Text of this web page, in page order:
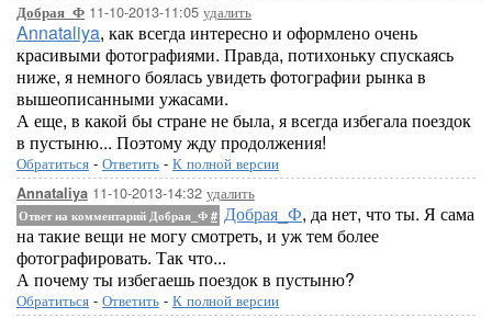
Добрая_Ф 11-10-2013-11:05 удалить
Annataliya, как всегда интересно и оформлено очень
красивыми фотографиями. Правда, потихоньку спускаясь
ниже, я немного боялась увидеть фотографии рынка в
вышеописанными ужасами.
А еще, в какой бы стране не была, я всегда избегала поездок
в пустыню... Поэтому жду продолжения!
Обратиться - Ответить - К полной версии
Annataliya 11-10-2013-14:32 удалить
Ответ на комментарий Добрая_Ф # Добрая_Ф, да нет, что ты. Я сама
на такие вещи не могу смотреть, и уж тем более
фотографировать. Так что...
А почему ты избегаешь поездок в пустыню?
Обратиться - Ответить - К полной версии